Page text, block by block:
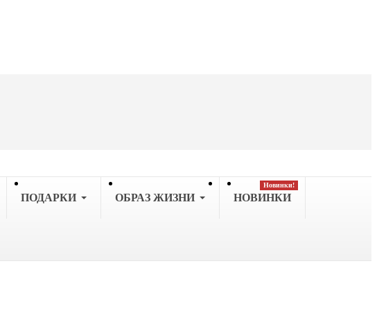
ПОДАРКИ OБРАЗ ЖИЗНИ НОВИНКИ
Новинки!